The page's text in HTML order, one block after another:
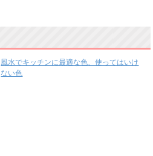
風水でキッチンに最適な色、使ってはいけ
ない色